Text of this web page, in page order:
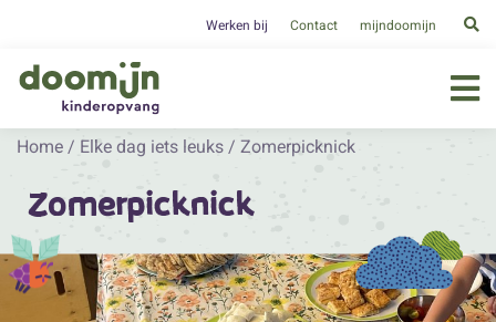
Werken bij Contact mijndoomijn
Home / Elke dag iets leuks / Zomerpicknick
Zomerpicknick